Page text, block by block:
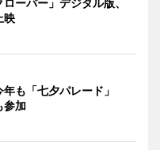
ーバー」デジタル版、
映
年も「七夕パレード」
参加